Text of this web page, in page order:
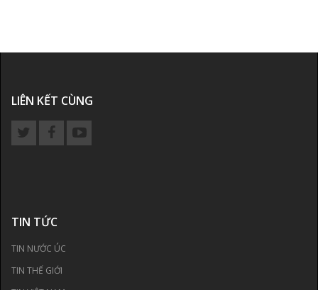
LIÊN KẾT CÙNG
TIN TỨC
TIN NƯỚC ÚC
TIN THẾ GIỚI